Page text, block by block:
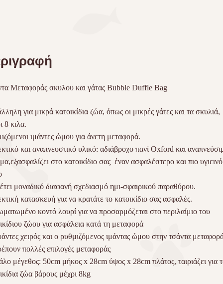
Μεταφοράς σκυλου και γάτας Bubble Duffle Bag
για μικρά κατοικίδια ζώα, όπως οι μικρές γάτες και τα σκυλιά,
8 κιλα.
ιμάντες ώμου για άνετη μεταφορά.
και αναπνευστικό υλικό: αδιάβροχο πανί Oxford και
στο κατοικίδιο σας έναν ασφαλέστερο και πιο υγιεινό
μοναδικό διαφανή σχεδιασμό ημι-σφαιρικού παραθύρου.
κατασκευή για να κρατάτε το κατοικίδιο σας ασφαλές.
κοντό λουρί για να προσαρμόζεται στο περιλαίμιο του
ζώου για ασφάλεια κατά τη μεταφορά
χειρός και ο ρυθμιζόμενος ιμάντας ώμου στην τσάντα
πολλές επιλογές μεταφοράς
μέγεθος: 50cm μήκος x 28cm ύψος x 28cm πλάτος, ταιριάζει για
ζώα βάρους μέχρι 8kg